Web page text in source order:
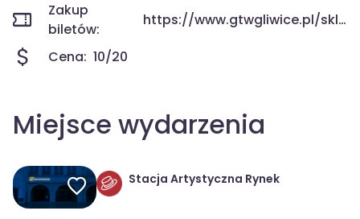
Zakup
biletów:
https://www.gtwgliwice.pl/sklep/
Cena: 10/20
Miejsce wydarzenia
Stacja Artystyczna Rynek